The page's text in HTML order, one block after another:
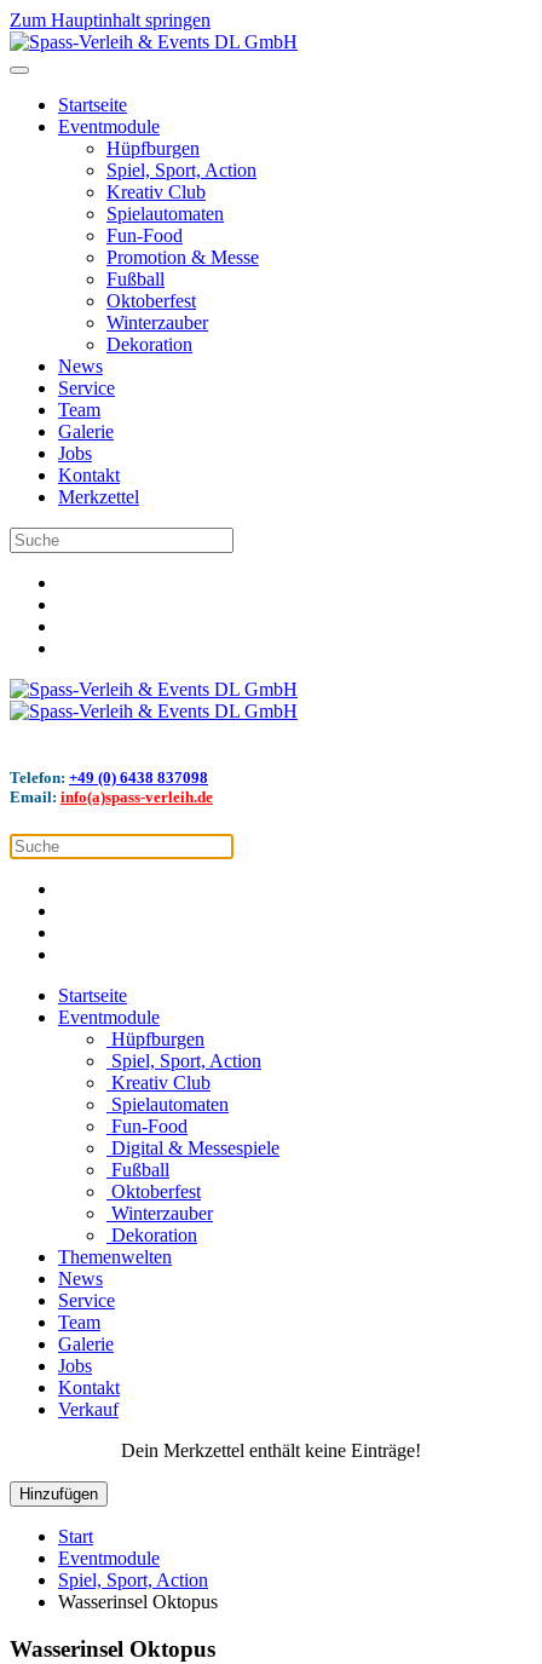
Zum Hauptinhalt springen
Startseite
Eventmodule
Hüpfburgen
Spiel, Sport, Action
Kreativ Club
Spielautomaten
Fun-Food
Promotion & Messe
Fußball
Oktoberfest
Winterzauber
Dekoration
News
Service
Team
Galerie
Jobs
Kontakt
Merkzettel
Telefon: +49 (0) 6438 837098
Email: info(a)spass-verleih.de
Startseite
Eventmodule
Hüpfburgen
Spiel, Sport, Action
Kreativ Club
Spielautomaten
Fun-Food
Digital & Messespiele
Fußball
Oktoberfest
Winterzauber
Dekoration
Themenwelten
News
Service
Team
Galerie
Jobs
Kontakt
Verkauf
Dein Merkzettel enthält keine Einträge!
Hinzufügen
Start
Eventmodule
Spiel, Sport, Action
Wasserinsel Oktopus
Wasserinsel Oktopus